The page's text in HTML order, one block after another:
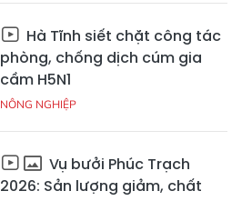
Hà Tĩnh siết chặt công tác
phòng, chống dịch cúm gia
cầm H5N1
NÔNG NGHIỆP
Vụ bưởi Phúc Trạch
2026: Sản lượng giảm, chất